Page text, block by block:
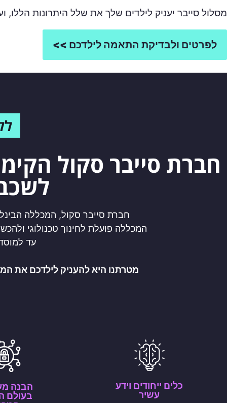
מסלול סייבר יעניק לילדים שלך את שלל היתרונות הללו,
לפרטים ולבדיקת התאמה לילדכם >>
חברת סייבר סקול
חברת סייבר סקול, המכללה
המכללה פועלת לחינוך טכנולוגי
עד
מטרתנו היא להעניק לילדכם את
כלים ייחודים וידע
עשיר
הבנה
בעולם